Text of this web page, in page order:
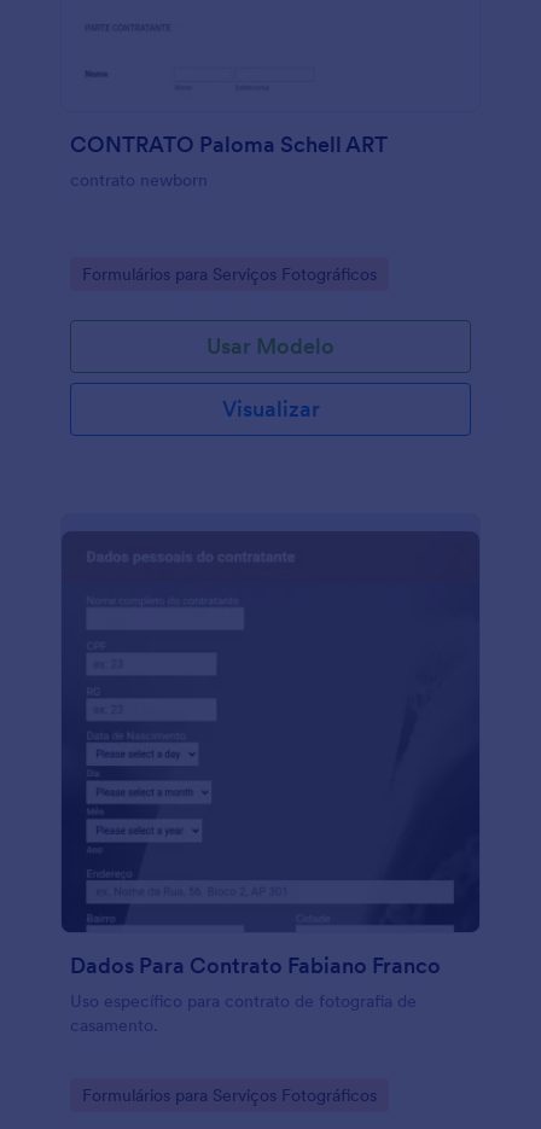
CONTRATO Paloma Schell ART
contrato newborn
Go to Category:
Formulários para Serviços Fotográficos
Usar Modelo
Visualizar
Dados Para Contrato Fabiano Franco
Uso específico para contrato de fotografia de
casamento.
Go to Category:
Formulários para Serviços Fotográficos